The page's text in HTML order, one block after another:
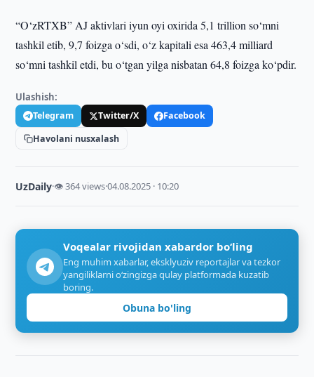
“O‘zRTXB” AJ aktivlari iyun oyi oxirida 5,1 trillion so‘mni
tashkil etib, 9,7 foizga o‘sdi, o‘z kapitali esa 463,4 milliard
so‘mni tashkil etdi, bu o‘tgan yilga nisbatan 64,8 foizga ko‘pdir.
Ulashish:
Telegram Twitter/X
Facebook
Havolani nusxalash
UzDaily·👁 364 views·04.08.2025 · 10:20
Voqealar rivojidan xabardor bo‘ling
Eng muhim xabarlar, eksklyuziv reportajlar va tezkor
yangiliklarni o‘zingizga qulay platformada kuzatib
boring.
Obuna bo'ling